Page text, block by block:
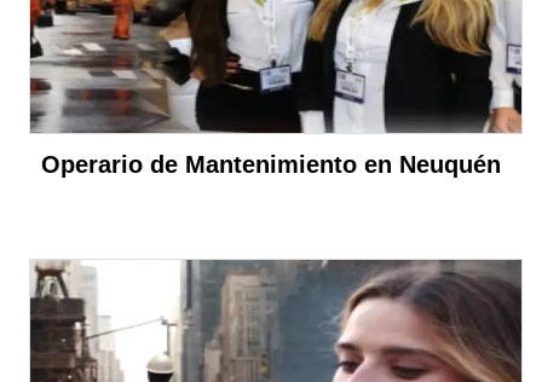
Operario de Mantenimiento en Neuquén